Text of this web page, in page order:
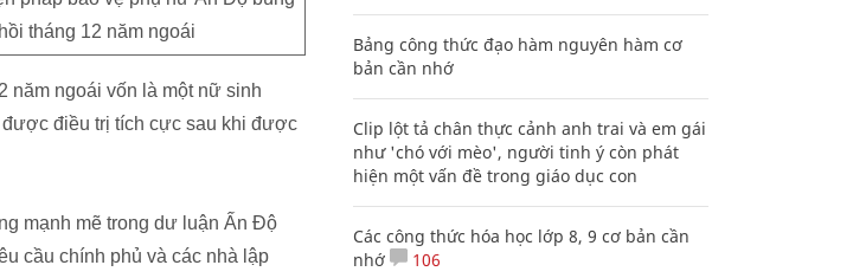
tháng 12 năm ngoái
năm ngoái vốn là một nữ sinh
điều trị tích cực sau khi được
mạnh mẽ trong dư luận Ấn Độ
cầu chính phủ và các nhà lập
Bảng công thức đạo hàm nguyên hàm cơ
bản cần nhớ
Clip lột tả chân thực cảnh anh trai và em gái
như 'chó với mèo', người tinh ý còn phát
hiện một vấn đề trong giáo dục con
Các công thức hóa học lớp 8, 9 cơ bản cần
nhớ
106